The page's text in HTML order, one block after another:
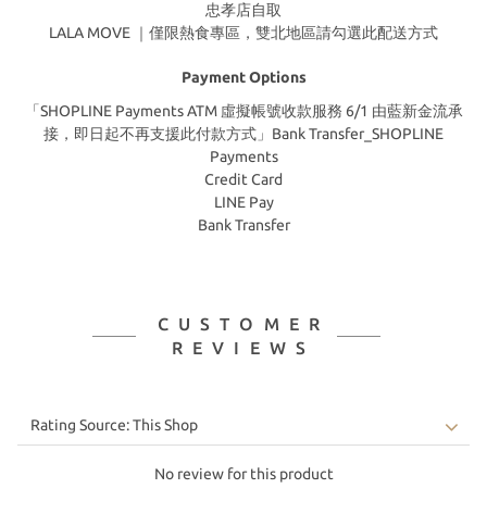
忠孝店自取
LALA MOVE ｜僅限熱食專區，雙北地區請勾選此配送方式
Payment Options
「SHOPLINE Payments ATM 虛擬帳號收款服務 6/1 由藍新金流承
接，即日起不再支援此付款方式」Bank Transfer_SHOPLINE
Payments
Credit Card
LINE Pay
Bank Transfer
CUSTOMER
REVIEWS
No review for this product